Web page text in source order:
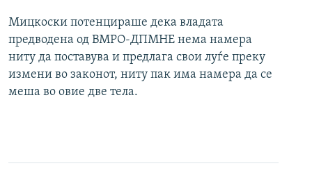
Мицкоски потенцираше дека владата
предводена од ВМРО-ДПМНЕ нема намера
ниту да поставува и предлага свои луѓе преку
измени во законот, ниту пак има намера да се
меша во овие две тела.